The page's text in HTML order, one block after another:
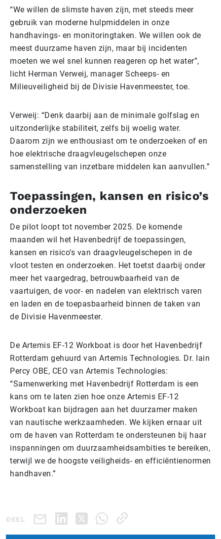
“We willen de slimste haven zijn, met steeds meer
gebruik van moderne hulpmiddelen in onze
handhavings- en monitoringtaken. We willen ook de
meest duurzame haven zijn, maar bij incidenten
moeten we wel snel kunnen reageren op het water”,
licht Herman Verweij, manager Scheeps- en
Milieuveiligheid bij de Divisie Havenmeester, toe.
Verweij: “Denk daarbij aan de minimale golfslag en
uitzonderlijke stabiliteit, zelfs bij woelig water.
Daarom zijn we enthousiast om te onderzoeken of en
hoe elektrische draagvleugelschepen onze
samenstelling van inzetbare middelen kan aanvullen.”
Toepassingen, kansen en risico’s
onderzoeken
De pilot loopt tot november 2025. De komende
maanden wil het Havenbedrijf de toepassingen,
kansen en risico’s van draagvleugelschepen in de
vloot testen en onderzoeken. Het toetst daarbij onder
meer het vaargedrag, betrouwbaarheid van de
vaartuigen, de voor- en nadelen van elektrisch varen
en laden en de toepasbaarheid binnen de taken van
de Divisie Havenmeester.
De Artemis EF-12 Workboat is door het Havenbedrijf
Rotterdam gehuurd van Artemis Technologies. Dr. Iain
Percy OBE, CEO van Artemis Technologies:
“Samenwerking met Havenbedrijf Rotterdam is een
kans om te laten zien hoe onze Artemis EF-12
Workboat kan bijdragen aan het duurzamer maken
van nautische werkzaamheden. We kijken ernaar uit
om de haven van Rotterdam te ondersteunen bij haar
inspanningen om duurzaamheidsambities te bereiken,
terwijl we de hoogste veiligheids- en efficiëntienormen
handhaven.”
DEEL